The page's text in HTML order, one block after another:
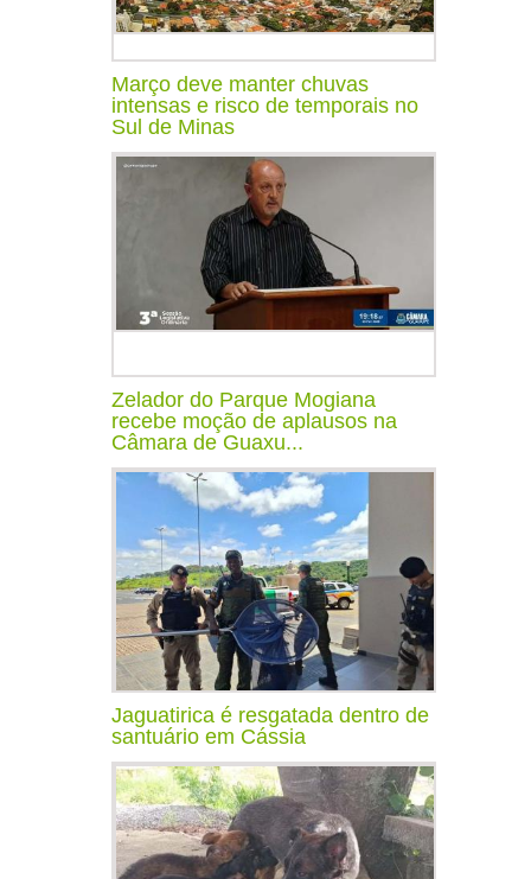
Março deve manter chuvas
intensas e risco de temporais no
Sul de Minas
Zelador do Parque Mogiana
recebe moção de aplausos na
Câmara de Guaxu...
Jaguatirica é resgatada dentro de
santuário em Cássia